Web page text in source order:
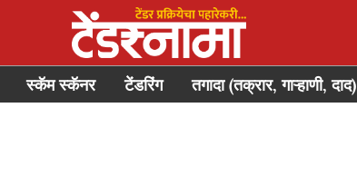
स्कॅम स्कॅनर टेंडरिंग तगादा (तक्रार, गाऱ्हाणी, दाद)